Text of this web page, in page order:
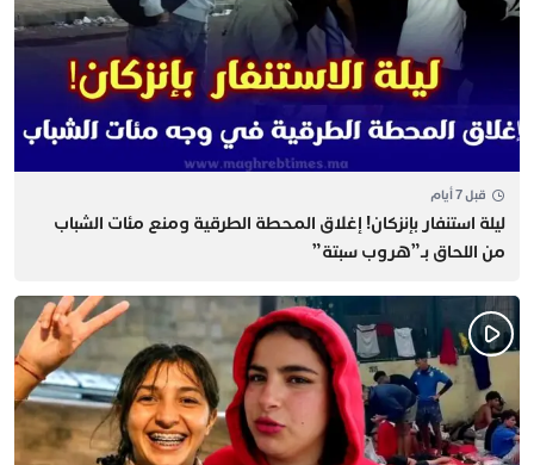
قبل 7 أيام
​ليلة استنفار بإنزكان! إغلاق المحطة الطرقية ومنع مئات الشباب
من اللحاق بـ”هروب سبتة”